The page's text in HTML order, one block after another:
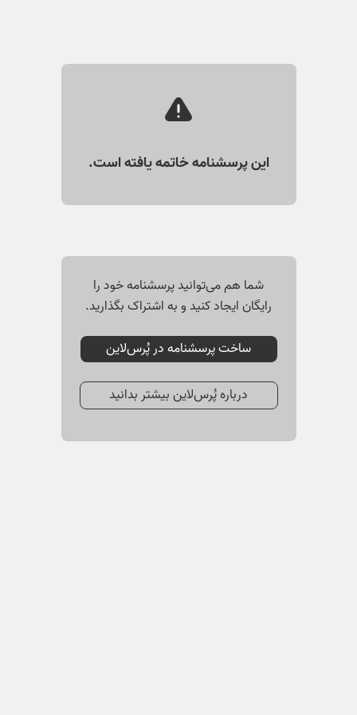
این پرسشنامه خاتمه‌ یافته است.
شما هم می‌توانید پرسشنامه خود را
رایگان ایجاد کنید و به اشتراک بگذارید.
ساخت پرسشنامه در پُرس‌لاین
درباره پُرس‌لاین بیشتر بدانید